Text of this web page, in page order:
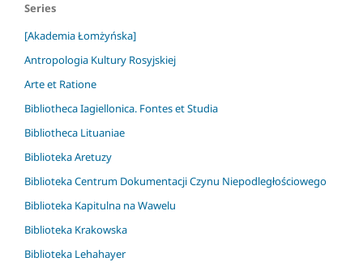
Series
[Akademia Łomżyńska]
Antropologia Kultury Rosyjskiej
Arte et Ratione
Bibliotheca Iagiellonica. Fontes et Studia
Bibliotheca Lituaniae
Biblioteka Aretuzy
Biblioteka Centrum Dokumentacji Czynu Niepodległościowego
Biblioteka Kapitulna na Wawelu
Biblioteka Krakowska
Biblioteka Lehahayer